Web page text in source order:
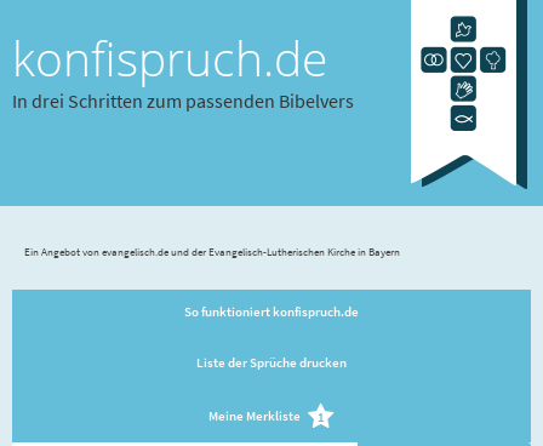
konfispruch.de
In drei Schritten zum passenden Bibelvers
Ein Angebot von evangelisch.de und der Evangelisch-Lutherischen Kirche in Bayern
So funktioniert konfispruch.de
Liste der Sprüche drucken
Meine Merkliste 1